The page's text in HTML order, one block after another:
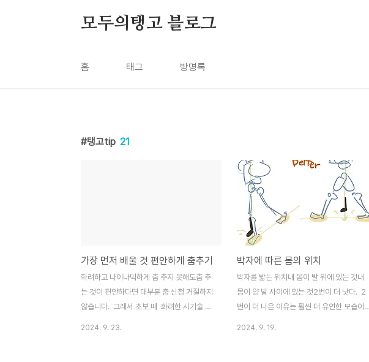
모두의탱고 블로그
홈 태그 방명록
탱고tip 21
가장 먼저 배울 것 편안하게 춤추기
화려하고 나이나믹하게 춤 추지 못해도춤 추
는 것이 편안하다면 대부분 춤 신청 거절하지
않습니다. 그래서 초보 때 화려한 시기술 익
2024. 9. 23.
박자에 따른 몸의 위치
박자를 밟는 위치내 몸이 발 위에 있는 것내
몸이 양 발 사이에 있는 것2번이 더 낫다. 2
번이 더 나은 이유는 훨씬 더 유연한 모습이
2024. 9. 19.